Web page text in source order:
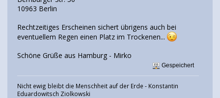
10963 Berlin
Rechtzeitiges Erscheinen sichert übrigens auch bei
eventuellem Regen einen Platz im Trockenen...
Schöne Grüße aus Hamburg - Mirko
Gespeichert
Nicht ewig bleibt die Menschheit auf der Erde - Konstantin
Eduardowitsch Ziolkowski